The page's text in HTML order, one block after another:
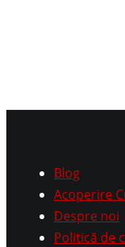
Blog
Acoperire
Despre noi
Politică de